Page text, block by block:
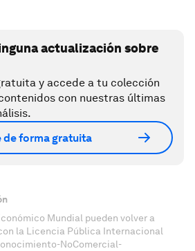
actualización sobre
y accede a tu colección
con nuestras últimas
de forma gratuita
Mundial pueden volver a
la Licencia Pública Internacional
NoComercial-